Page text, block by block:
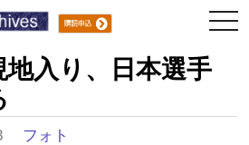
入り、日本選手
フォト